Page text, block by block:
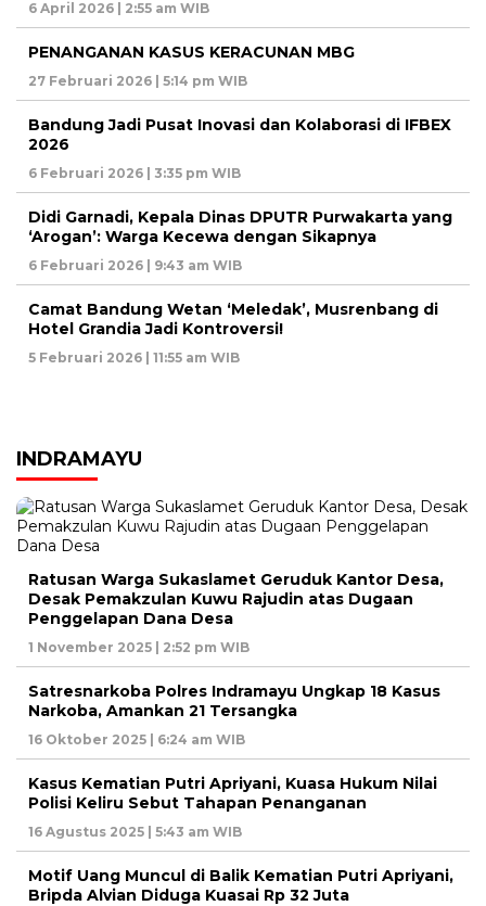
6 April 2026 | 2:55 am WIB
PENANGANAN KASUS KERACUNAN MBG
27 Februari 2026 | 5:14 pm WIB
Bandung Jadi Pusat Inovasi dan Kolaborasi di IFBEX
2026
6 Februari 2026 | 3:35 pm WIB
Didi Garnadi, Kepala Dinas DPUTR Purwakarta yang
‘Arogan’: Warga Kecewa dengan Sikapnya
6 Februari 2026 | 9:43 am WIB
Camat Bandung Wetan ‘Meledak’, Musrenbang di
Hotel Grandia Jadi Kontroversi!
5 Februari 2026 | 11:55 am WIB
INDRAMAYU
Ratusan Warga Sukaslamet Geruduk Kantor Desa,
Desak Pemakzulan Kuwu Rajudin atas Dugaan
Penggelapan Dana Desa
1 November 2025 | 2:52 pm WIB
Satresnarkoba Polres Indramayu Ungkap 18 Kasus
Narkoba, Amankan 21 Tersangka
16 Oktober 2025 | 6:24 am WIB
Kasus Kematian Putri Apriyani, Kuasa Hukum Nilai
Polisi Keliru Sebut Tahapan Penanganan
16 Agustus 2025 | 5:43 am WIB
Motif Uang Muncul di Balik Kematian Putri Apriyani,
Bripda Alvian Diduga Kuasai Rp 32 Juta